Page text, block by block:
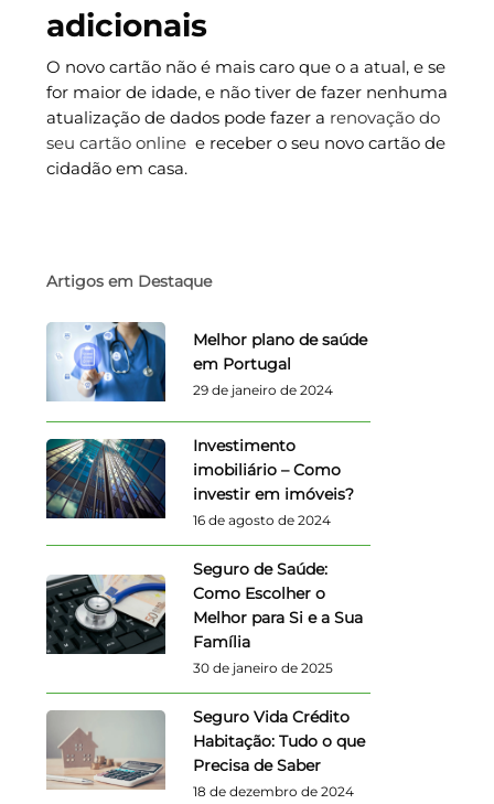
adicionais
O novo cartão não é mais caro que o a atual, e se
for maior de idade, e não tiver de fazer nenhuma
atualização de dados pode fazer a renovação do
seu cartão onlinee receber o seu novo cartão de
cidadão em casa.
Artigos em Destaque
Melhor plano de saúde
em Portugal
29 de janeiro de 2024
Investimento
imobiliário – Como
investir em imóveis?
16 de agosto de 2024
Seguro de Saúde:
Como Escolher o
Melhor para Si e a Sua
Família
30 de janeiro de 2025
Seguro Vida Crédito
Habitação: Tudo o que
Precisa de Saber
18 de dezembro de 2024